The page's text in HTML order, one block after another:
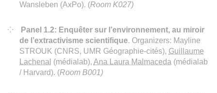
Wansleben (AxPo). (Room K027)
Panel 1.2: Enquêter sur l’environnement, au miroir
de l’extractivisme scientifique. Organizers: Mayline
STROUK (CNRS, UMR Géographie-cités), Guillaume
Lachenal (médialab), Ana Laura Malmaceda (médialab
/ Harvard). (Room B001)